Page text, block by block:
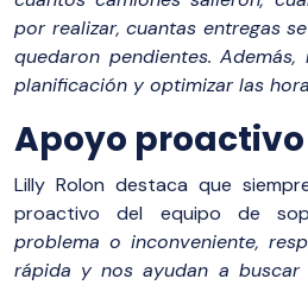
por realizar, cuantas entregas
quedaron pendientes.
planificación y optimizar las
Apoyo proactivo
Lilly Rolon destaca que
proactivo del equipo de
problema o inconveniente,
rápida y nos ayudan a buscar